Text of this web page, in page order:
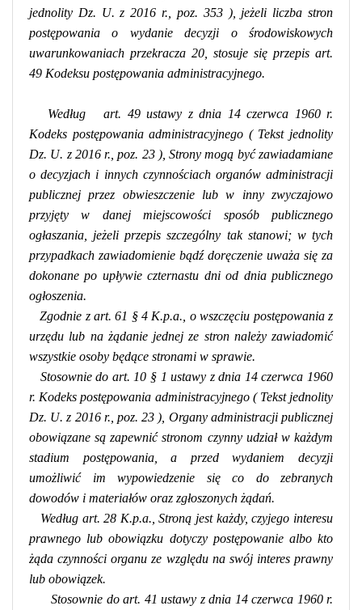
jednolity Dz. U. z2016 r., poz. 353 ), jeżeli liczba stron
postępowania o wydanie decyzji o środowiskowych
uwarunkowaniach przekracza 20, stosuje się przepis art.
49 Kodeksu postępowania administracyjnego.
Według art. 49 ustawy z dnia 14 czerwca 1960 r.
Kodeks postępowania administracyjnego ( Tekst jednolity
Dz. U. z 2016 r., poz. 23 ), Strony mogą być zawiadamiane
o decyzjach i innych czynnościach organów administracji
publicznej przez obwieszczenie lub w inny zwyczajowo
przyjęty w danej miejscowości sposób publicznego
ogłaszania, jeżeli przepis szczególny tak stanowi; w tych
przypadkach zawiadomienie bądź doręczenie uważa się za
dokonane po upływie czternastu dni od dnia publicznego
ogłoszenia.
Zgodnie z art. 61 § 4 K.p.a., o wszczęciu postępowania z
urzędu lub na żądanie jednej ze stron należy zawiadomić
wszystkie osoby będące stronami w sprawie.
Stosownie do art. 10 § 1 ustawy z dnia 14 czerwca 1960
r. Kodeks postępowania administracyjnego ( Tekst jednolity
Dz. U. z 2016 r., poz. 23 ), Organy administracji publicznej
obowiązane są zapewnić stronom czynny udział w każdym
stadium postępowania, a przed wydaniem decyzji
umożliwić im wypowiedzenie się co do zebranych
dowodów i materiałów oraz zgłoszonych żądań.
Według art. 28 K.p.a., Stroną jest każdy, czyjego interesu
prawnego lub obowiązku dotyczy postępowanie albo kto
żąda czynności organu ze względu na swój interes prawny
lub obowiązek.
Stosownie do art. 41 ustawy z dnia 14 czerwca 1960 r.